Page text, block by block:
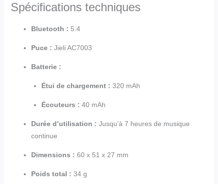
Spécifications techniques
Bluetooth : 5.4
Puce : Jieli AC7003
Batterie :
Étui de chargement : 320 mAh
Écouteurs : 40 mAh
Durée d’utilisation : Jusqu’à 7 heures de musique
continue
Dimensions : 60 x 51 x 27 mm
Poids total : 34 g